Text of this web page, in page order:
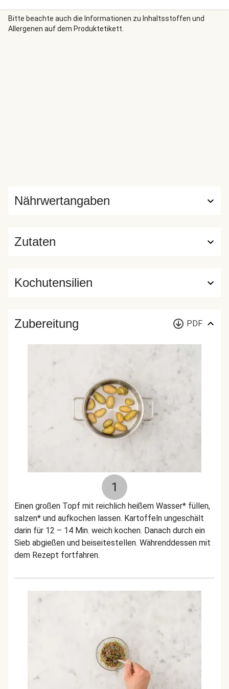
Jetzt heißt es nur noch Dein Meisterstück in Szene setzen
und gemeinsam genießen. Wir wünschen einen guten
Appetit!
Bitte beachte auch die Informationen zu Inhaltsstoffen und
Allergenen auf dem Produktetikett.
Zutaten
Nährwertangaben
Kochutensilien
Zubereitung PDF
1
Einen großen Topf mit reichlich heißem Wasser* füllen,
salzen* und aufkochen lassen. Kartoffeln ungeschält
darin für 12 – 14 Min. weich kochen. Danach durch ein
Sieb abgießen und beiseitestellen. Währenddessen mit
dem Rezept fortfahren.